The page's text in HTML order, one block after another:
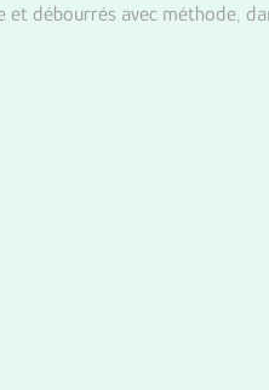
et débourrés avec méthode,